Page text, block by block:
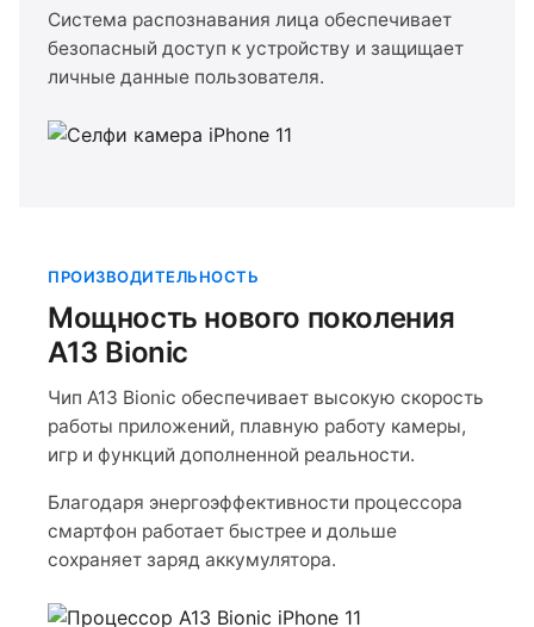
Система распознавания лица обеспечивает
безопасный доступ к устройству и защищает
личные данные пользователя.
ПРОИЗВОДИТЕЛЬНОСТЬ
Мощность нового поколения
A13 Bionic
Чип A13 Bionic обеспечивает высокую скорость
работы приложений, плавную работу камеры,
игр и функций дополненной реальности.
Благодаря энергоэффективности процессора
смартфон работает быстрее и дольше
сохраняет заряд аккумулятора.